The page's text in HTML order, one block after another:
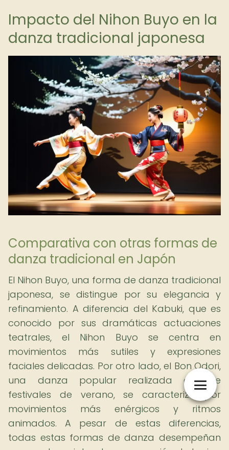
Impacto del Nihon Buyo en la
danza tradicional japonesa
Comparativa con otras formas de
danza tradicional en Japón
El Nihon Buyo, una forma de danza tradicional
japonesa, se distingue por su elegancia y
refinamiento. A diferencia del Kabuki, que es
conocido por sus dramáticas actuaciones
teatrales, el Nihon Buyo se centra en
movimientos más sutiles y expresiones
faciales delicadas. Por otro lado, el Bon Odori,
una danza popular realizada durante
festivales de verano, se caracteriza por
movimientos más enérgicos y ritmos
animados. A pesar de estas diferencias,
todas estas formas de danza desempeñan